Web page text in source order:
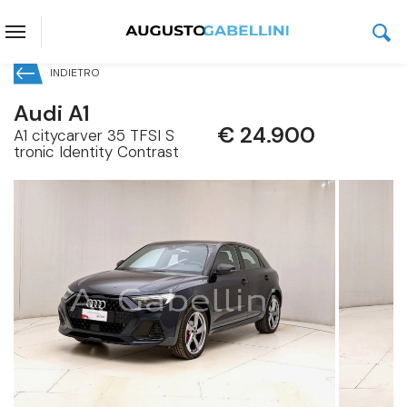
INDIETRO
Audi A1
A1 citycarver 35 TFSI S
tronic Identity Contrast
€ 24.900
Prenota questo veicolo senza
impegno di acquisto
Audi A1
A1 citycarver 35 TFSI S tronic Identity Contrast